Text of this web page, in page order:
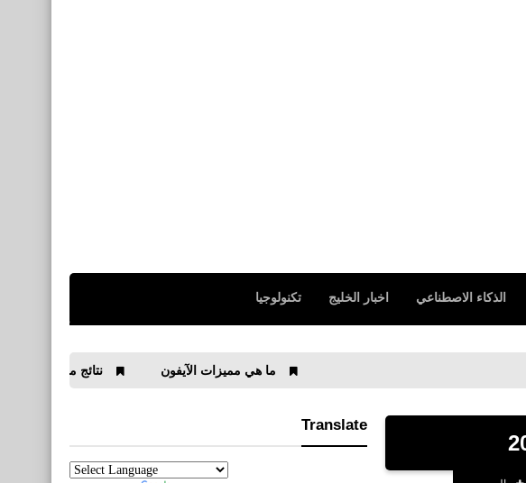
الذكاء الاصطناعي اخبار الخليج تكنولوجيا
ما هي مميزات الآيفون نتائج مباريات الجولة التاسعة من
Translate